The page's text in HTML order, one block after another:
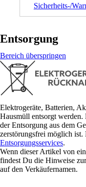
Sicherheits-/
Entsorgung
Bereich überspringen
Elektrogeräte, Batterien,
Hausmüll entsorgt
der Entsorgung aus dem
zerstörungsfrei möglich
Entsorgungsservices.
Wenn dieser Artikel von
findest Du die Hinweise
auf den Verkäufernamen.